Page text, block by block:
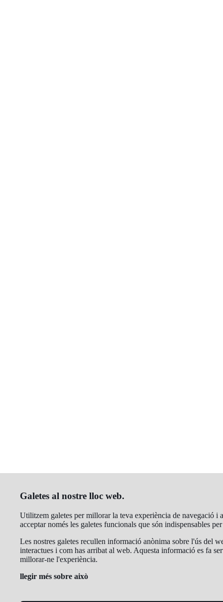
Galetes al nostre lloc web.
Utilitzem galetes per millorar la teva experiència de navegació i
acceptar només les galetes funcionals que són indispensables
Les nostres galetes recullen informació anònima sobre l'ús del
interactues i com has arribat al web. Aquesta informació es fa
millorar-ne l'experiència.
llegir més sobre això